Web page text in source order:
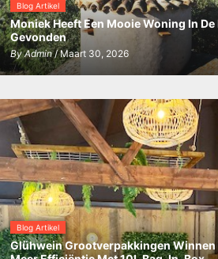
Blog Artikel
Moniek Heeft Een Mooie Woning In
Gevonden
ByAdmin/ Maart 30, 2026
Blog Artikel
Glühwein Grootverpakkingen